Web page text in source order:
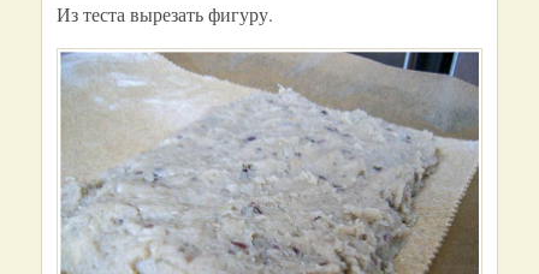
Из теста вырезать фигуру.